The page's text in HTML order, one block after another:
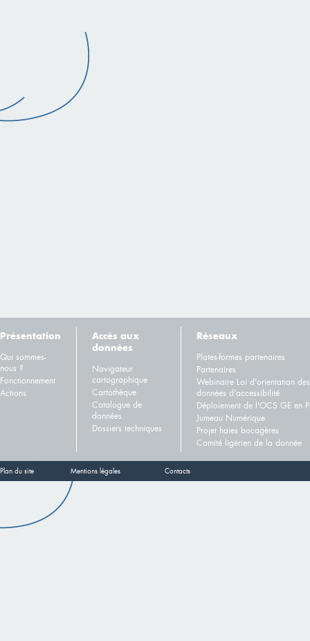
Présentation
Qui sommes-
nous ?
Fonctionnement
Actions
Accès aux
données
Navigateur
cartographique
Cartothèque
Catalogue de
données
Dossiers techniques
Réseaux
Plates-formes partenaires
Partenaires
Webinaire Loi d'orientation
données d'accessibilité
Déploiement de l'OCS GE en
Jumeau Numérique
Projet haies bocagères
Comité ligérien de la donnée
Plan du site Mentions légales Contacts